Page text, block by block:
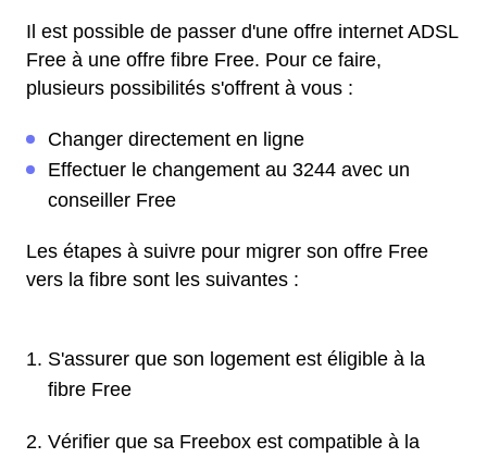
Il est possible de passer d'une offre internet ADSL
Free à une offre fibre Free. Pour ce faire,
plusieurs possibilités s'offrent à vous :
Changer directement en ligne
Effectuer le changement au 3244 avec un
conseiller Free
Les étapes à suivre pour migrer son offre Free
vers la fibre sont les suivantes :
S'assurer que son logement est éligible à la
fibre Free
Vérifier que sa Freebox est compatible à la